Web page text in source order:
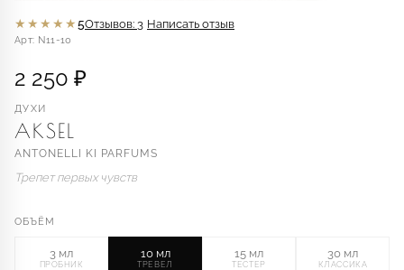
★★★★★5Отзывов: 3 Написать отзыв
Арт: N11-10
2 250 ₽
ДУХИ
AKSEL
ANTONELLI KI PARFUMS
Трепет первых чувств
ОБЪЁМ
3 мл
ПРОБНИК
10 мл
ТРЕВЕЛ
15 мл
ТЕСТЕР
30 мл
КЛАССИКА